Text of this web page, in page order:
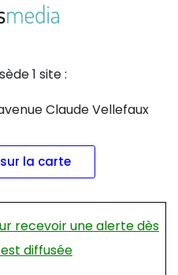
1 site :
Claude Vellefaux
la carte
recevoir une alerte dès
diffusée